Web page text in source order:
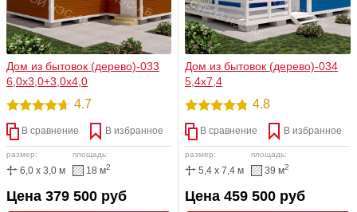
Дом из бытовок (дерево)-033
6,0х3,0+3,0х4,0
4.7
В сравнение В избранное
размер:
6,0 x 3,0 м
площадь:
18 м2
Цена 379 500 руб
Дом из бытовок (дерево)-034
5,4х7,4
4.8
В сравнение В избранное
размер:
5,4 x 7,4 м
площадь:
39 м2
Цена 459 500 руб